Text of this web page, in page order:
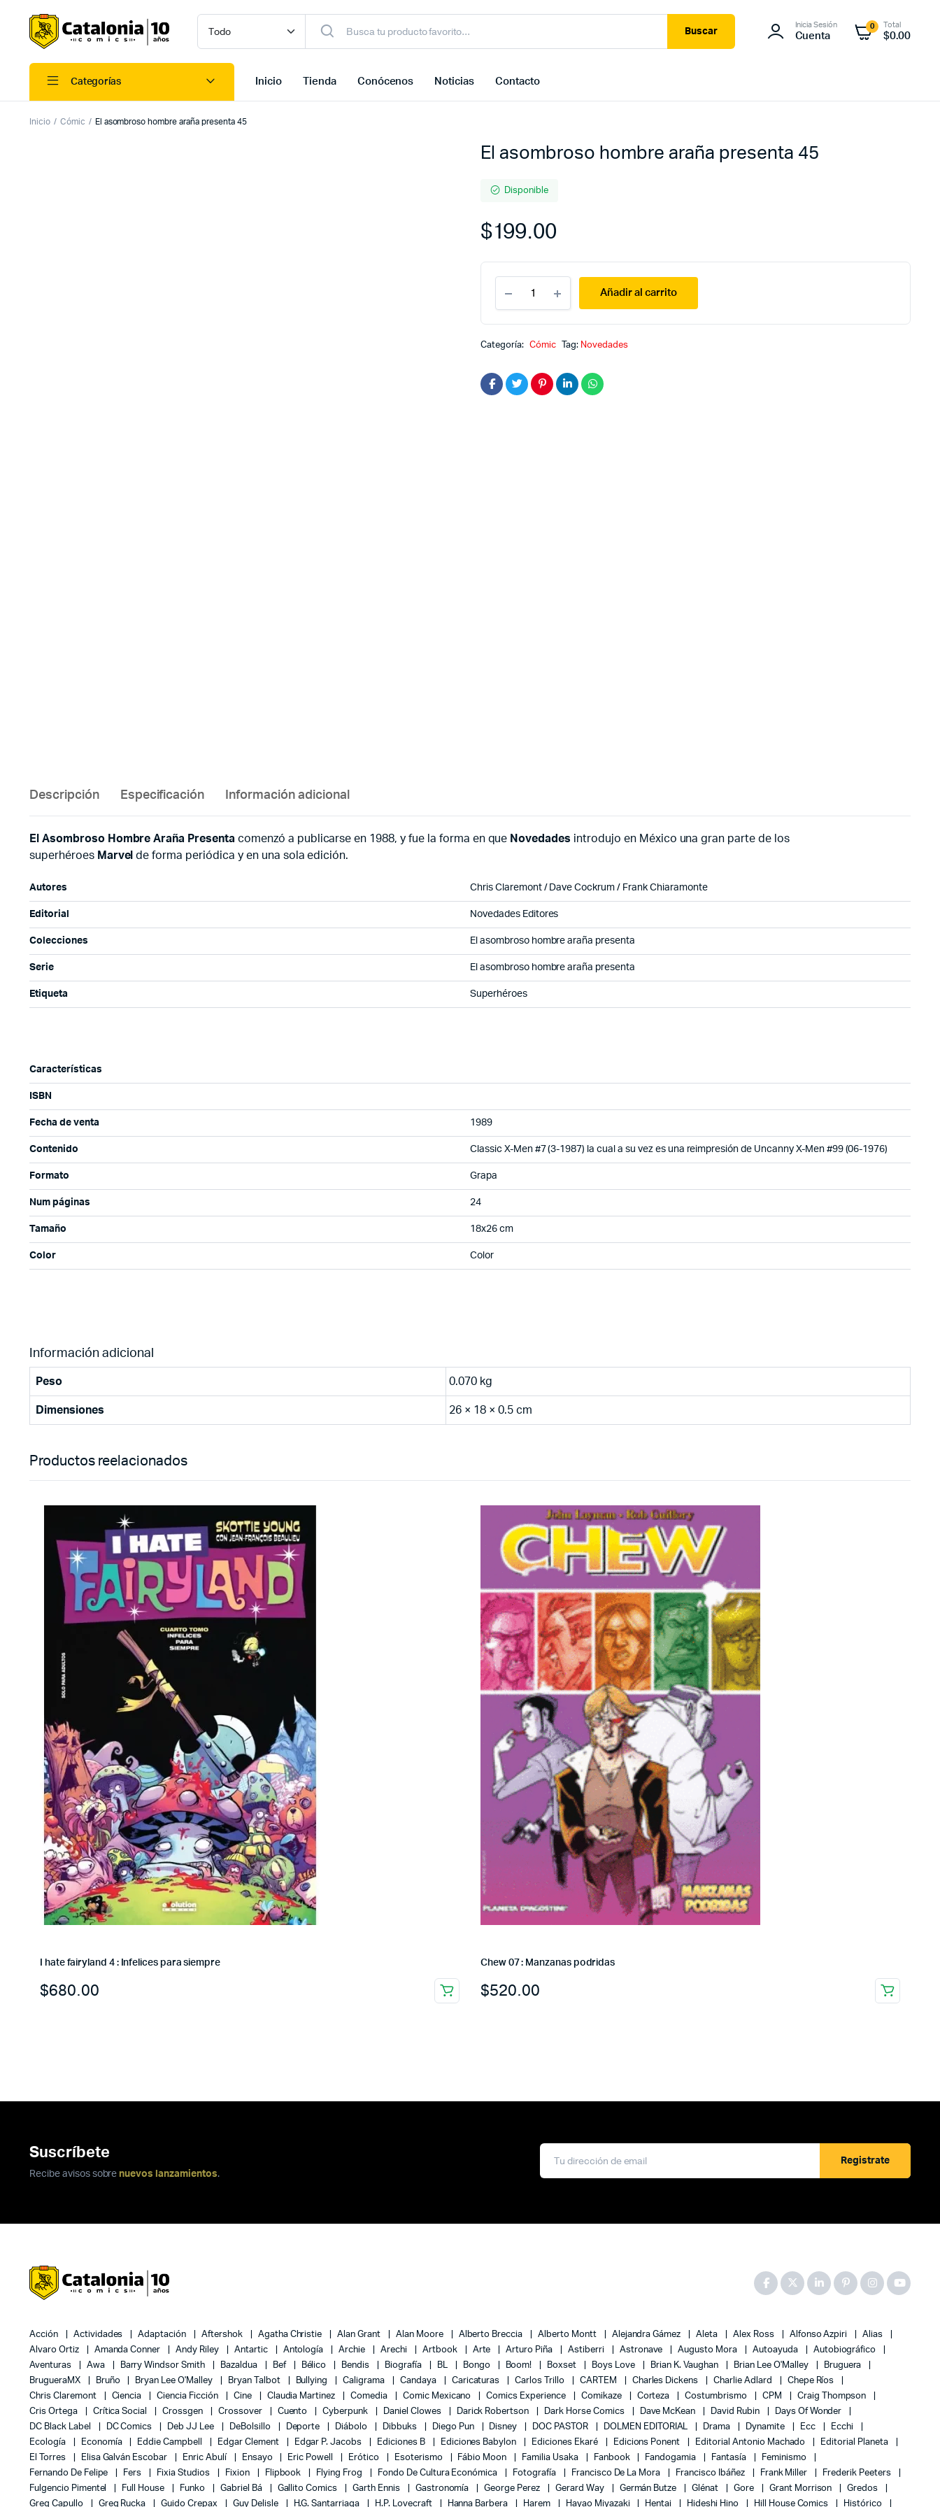
Buscar
Inicia Sesión
Cuenta
0 Total
$0.00
Categorías Inicio Tienda Conócenos Noticias Contacto
Inicio Cómic El asombroso hombre araña presenta 45
El asombroso hombre araña presenta 45
Disponible
$199.00
asombroso
hombre
araña
45
Añadir al carrito
Categoría: Cómic Tag: Novedades
Descripción Especificación Información adicional
El Asombroso Hombre Araña Presenta comenzó a publicarse en 1988, y fue la forma en que Novedades introdujo en México una gran parte de los
superhéroes Marvelde forma periódica y en una sola edición.
Autores Chris Claremont / Dave Cockrum / Frank Chiaramonte
Editorial Novedades Editores
Colecciones El asombroso hombre araña presenta
Serie El asombroso hombre araña presenta
Etiqueta Superhéroes
Características
ISBN
Fecha de venta 1989
Contenido Classic X-Men #7 (3-1987) la cual a su vez es una reimpresión de Uncanny X-Men #99 (06-1976)
Formato Grapa
Num páginas 24
Tamaño 18x26 cm
Color Color
Información adicional
Peso 0.070 kg
Dimensiones 26 × 18 × 0.5 cm
Productos reelacionados
I hate fairyland 4 : Infelices para siempre
$680.00
Chew 07 : Manzanas podridas
$520.00
Suscríbete
Recibe avisos sobre nuevos lanzamientos.
Registrate
Acción Actividades Adaptación Aftershok Agatha Christie Alan Grant Alan Moore Alberto Breccia Alberto Montt Alejandra Gámez Aleta Alex Ross Alfonso Azpiri
Alias
Alvaro Ortiz
Amanda Conner Andy Riley Antartic Antología Archie Arechi Artbook Arte Arturo Piña Astiberri Astronave Augusto Mora Autoayuda
Autobiográfico
Aventuras
Awa Barry Windsor Smith Bazaldua Bef Bélico Bendis Biografía BL Bongo Boom! Boxset Boys Love Brian K. Vaughan Brian Lee O'Malley
Bruguera
BrugueraMX
Bruño Bryan Lee O'Malley Bryan Talbot Bullying Caligrama Candaya Caricaturas Carlos Trillo CARTEM Charles Dickens Charlie Adlard
Chepe Ríos
Chris Claremont
Ciencia Ciencia Ficción Cine Claudia Martinez Comedia Comic Mexicano Comics Experience Comikaze Corteza Costumbrismo CPM
Craig Thompson
Cris Ortega
Crítica Social Crossgen Crossover Cuento Cyberpunk Daniel Clowes Darick Robertson Dark Horse Comics Dave McKean David Rubin
Days Of Wonder
DC Black Label
DC Comics Deb JJ Lee DeBolsillo Deporte Diábolo Dibbuks Diego Pun Disney DOC PASTOR DOLMEN EDITORIAL Drama Dynamite Ecc
Ecchi
Ecología
Economía Eddie Campbell Edgar Clement Edgar P. Jacobs Ediciones B Ediciones Babylon Ediciones Ekaré Edicions Ponent Editorial Antonio Machado
Editorial Planeta
El Torres
Elisa Galván Escobar Enric Abulí Ensayo Eric Powell Erótico Esoterismo Fábio Moon Familia Usaka Fanbook Fandogamia Fantasía
Feminismo
Fernando De Felipe
Fers Fixia Studios Fixion Flipbook Flying Frog Fondo De Cultura Económica Fotografía Francisco De La Mora Francisco Ibáñez Frank Miller
Frederik Peeters
Fulgencio Pimentel
Full House Funko Gabriel Bá Gallito Comics Garth Ennis Gastronomía George Perez Gerard Way Germán Butze Glénat Gore Grant Morrison
Gredos
Greg Capullo
Greg Rucka Guido Crepax Guy Delisle H.G. Santarriaga H.P. Lovecraft Hanna Barbera Harem Hayao Miyazaki Hentai Hideshi Hino Hill House Comics Histórico